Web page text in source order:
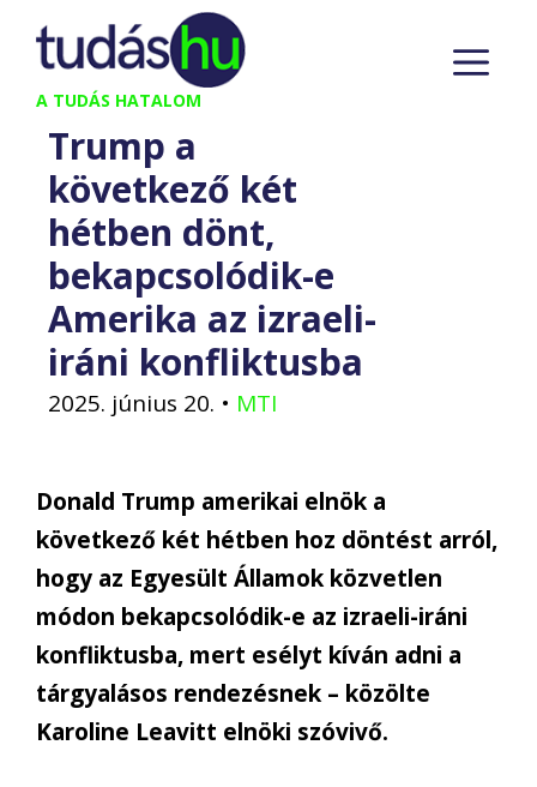
Kilépés
tartalomba
A TUDÁS HATALOM
Trump a
következő két
hétben dönt,
bekapcsolódik-e
Amerika az izraeli-
iráni konfliktusba
2025. június 20. • MTI
Donald Trump amerikai elnök a
következő két hétben hoz döntést arról,
hogy az Egyesült Államok közvetlen
módon bekapcsolódik-e az izraeli-iráni
konfliktusba, mert esélyt kíván adni a
tárgyalásos rendezésnek – közölte
Karoline Leavitt elnöki szóvivő.